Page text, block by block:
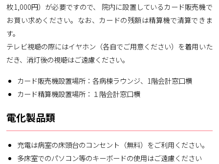
枚1,000円）が必要ですので、 院内に設置しているカード販売機で
お買い求めください。なお、カードの残額は精算機で清算できま
す。
テレビ視聴の際にはイヤホン（各自でご用意ください）を着用いた
だき、消灯後の視聴はご遠慮ください。
カード販売機設置場所：各病棟ラウンジ、1階会計窓口横
カード精算機設置場所：１階会計窓口横
電化製品類
充電は病室の床頭台のコンセント（無料）をご利用ください。
多床室でのパソコン等のキーボードの使用はご遠慮ください